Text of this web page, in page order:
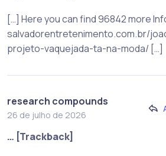
[…] Here you can find 96842 more
salvadorentretenimento.com.br/
projeto-vaquejada-ta-na-moda/ […]
research compounds
26 de julho de 2026
… [Trackback]